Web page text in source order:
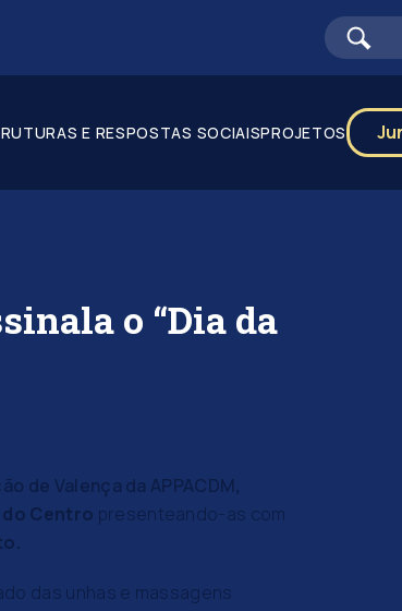
E RESPOSTAS SOCIAISPROJETOS
o “Dia da
de Valença da APPACDM,
do Centro presenteando-as com
das unhas e massagens